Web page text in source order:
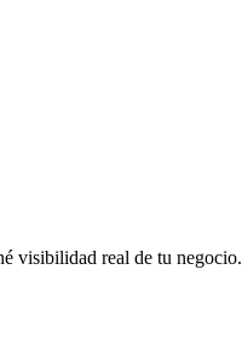
visibilidad real de tu negocio.